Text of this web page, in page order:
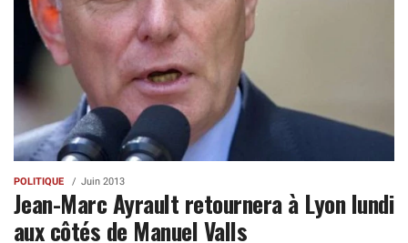
POLITIQUE Juin 2013
Jean-Marc Ayrault retournera à Lyon lundi
aux côtés de Manuel Valls